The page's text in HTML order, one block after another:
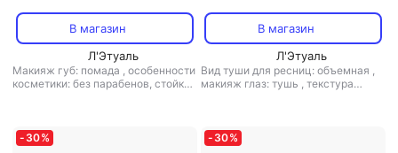
увлажняющая, оттенок 930,
Ореховый Пудинг, 4,4 г
В магазин
Л'Этуаль
Макияж губ: помада , особенности
косметики: без парабенов, стойкая
экстрачерный, 10,7 мл
В магазин
Л'Этуаль
Вид туши для ресниц: объемная ,
макияж глаз: тушь , текстура
- 30% - 30%